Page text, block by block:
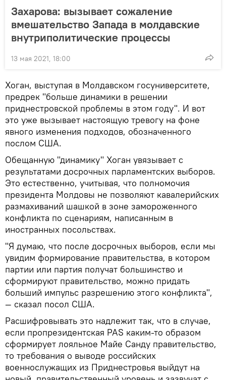
Захарова: вызывает сожаление
вмешательство Запада в молдавские
внутриполитические процессы
13 мая 2021, 18:00
Хоган, выступая в Молдавском госуниверситете,
предрек "больше динамики в решении
приднестровской проблемы в этом году". И вот
это уже вызывает настоящую тревогу на фоне
явного изменения подходов, обозначенного
послом США.
Обещанную "динамику" Хоган увязывает с
результатами досрочных парламентских выборов.
Это естественно, учитывая, что полномочия
президента Молдовы не позволяют кавалерийских
размахиваний шашкой в зоне замороженного
конфликта по сценариям, написанным в
иностранных посольствах.
"Я думаю, что после досрочных выборов, если мы
увидим формирование правительства, в котором
партии или партия получат большинство и
сформируют правительство, можно придать
больший импульс разрешению этого конфликта",
— сказал посол США.
Расшифровывать это надлежит так, что в случае,
если пропрезидентская PAS каким-то образом
сформирует лояльное Майе Санду правительство,
то требования о выводе российских
военнослужащих из Приднестровья выйдут на